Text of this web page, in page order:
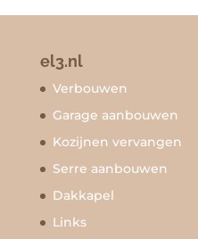
el3.nl
Verbouwen
Garage aanbouwen
Kozijnen vervangen
Serre aanbouwen
Dakkapel
Links